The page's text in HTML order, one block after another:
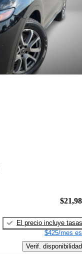
El precio incluye tasas
$425/mes
Verif. disponibilidad